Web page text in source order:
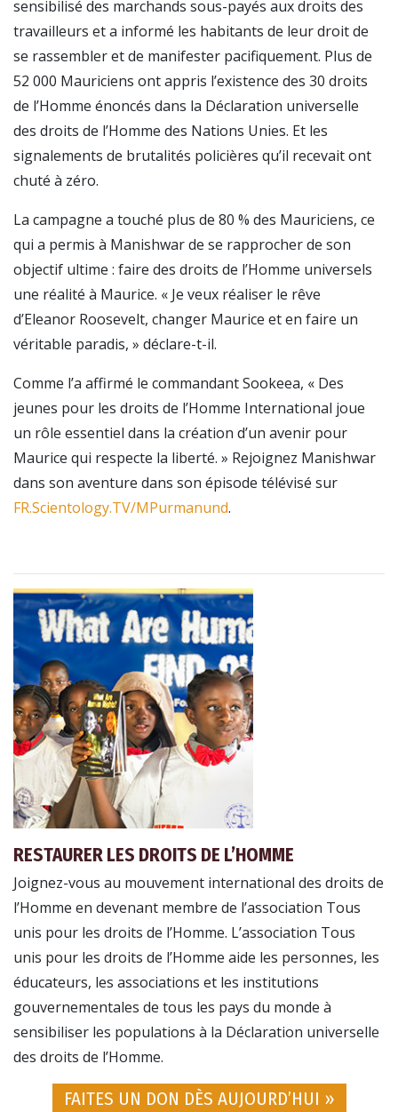
sensibilisé des marchands sous-payés aux droits des
travailleurs et a informé les habitants de leur droit de
se rassembler et de manifester pacifiquement. Plus de
52 000 Mauriciens ont appris l’existence des 30 droits
de l’Homme énoncés dans la Déclaration universelle
des droits de l’Homme des Nations Unies. Et les
signalements de brutalités policières qu’il recevait ont
chuté à zéro.
La campagne a touché plus de 80 % des Mauriciens, ce
qui a permis à Manishwar de se rapprocher de son
objectif ultime : faire des droits de l’Homme universels
une réalité à Maurice. « Je veux réaliser le rêve
d’Eleanor Roosevelt, changer Maurice et en faire un
véritable paradis, » déclare-t-il.
Comme l’a affirmé le commandant Sookeea, « Des
jeunes pour les droits de l’Homme International joue
un rôle essentiel dans la création d’un avenir pour
Maurice qui respecte la liberté. » Rejoignez Manishwar
dans son aventure dans son épisode télévisé sur
FR.Scientology.TV/MPurmanund.
RESTAURER LES DROITS DE L’HOMME
Joignez-vous au mouvement international des droits de
l’Homme en devenant membre de l’association Tous
unis pour les droits de l’Homme. L’association Tous
unis pour les droits de l’Homme aide les personnes, les
éducateurs, les associations et les institutions
gouvernementales de tous les pays du monde à
sensibiliser les populations à la Déclaration universelle
des droits de l’Homme.
FAITES UN DON DÈS AUJOURD’HUI »